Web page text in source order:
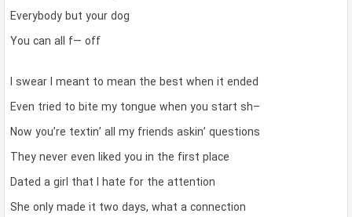
Everybody but your dog
You can all f— off
I swear I meant to mean the best when it ended
Even tried to bite my tongue when you start sh–
Now you’re textin’ all my friends askin’ questions
They never even liked you in the first place
Dated a girl that I hate for the attention
She only made it two days, what a connection